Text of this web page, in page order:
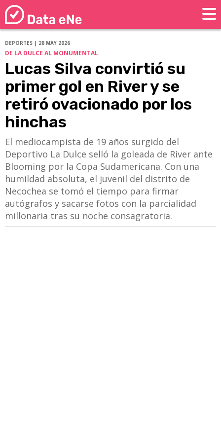
DEPORTES | 28 MAY 2026
DE LA DULCE AL MONUMENTAL
Lucas Silva convirtió su
primer gol en River y se
retiró ovacionado por los
hinchas
El mediocampista de 19 años surgido del
Deportivo La Dulce selló la goleada de River ante
Blooming por la Copa Sudamericana. Con una
humildad absoluta, el juvenil del distrito de
Necochea se tomó el tiempo para firmar
autógrafos y sacarse fotos con la parcialidad
millonaria tras su noche consagratoria.